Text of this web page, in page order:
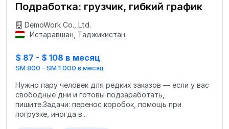
Подработка: грузчик, гибкий график
DemoWork Co., Ltd.
Истаравшан, Таджикистан
$ 87 - $ 108 в месяц
SM 800 - SM 1 000 в месяц
Нужно пару человек для редких заказов — если у вас
свободные дни и готовы подзаработать,
пишите.Задачи: перенос коробок, помощь при
погрузке, иногда в...